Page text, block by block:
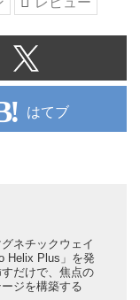
はてブ
ネチックウェイ
Helix Plus」を発
だけで、焦点の
ジを構築する